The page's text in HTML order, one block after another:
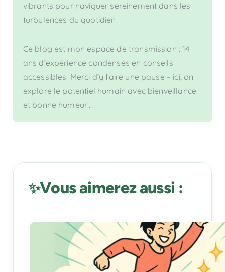
vibrants pour naviguer sereinement dans les
turbulences du quotidien.
Ce blog est mon espace de transmission : 14
ans d’expérience condensés en conseils
accessibles. Merci d’y faire une pause – ici, on
explore le potentiel humain avec bienveillance
et bonne humeur…
Vous aimerez aussi :